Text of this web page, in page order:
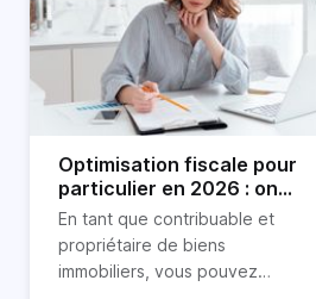
Optimisation fiscale pour
particulier en 2026 : on
vous explique tout
En tant que contribuable et
propriétaire de biens
immobiliers, vous pouvez